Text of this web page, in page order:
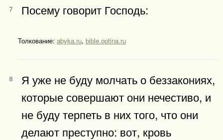
7 Посему говорит Господь:
Толкование: abyka.ru, bible.optina.ru
8
Я уже не буду молчать о беззакониях,
которые совершают они нечестиво, и
не буду терпеть в них того, что они
делают преступно: вот, кровь